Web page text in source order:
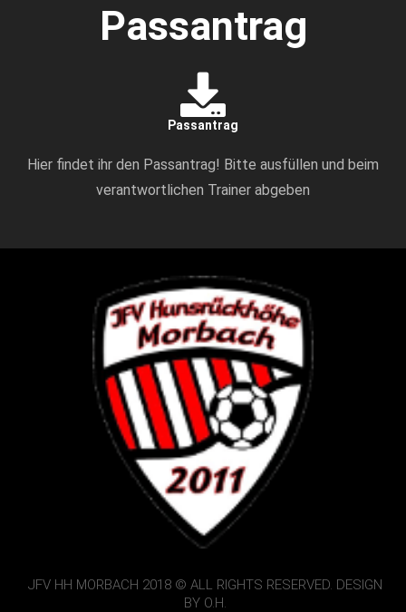
Passantrag
Passantrag
Hier findet ihr den Passantrag! Bitte ausfüllen und beim
verantwortlichen Trainer abgeben
JFV HH MORBACH 2018 © ALL RIGHTS RESERVED. DESIGN
BY O.H.